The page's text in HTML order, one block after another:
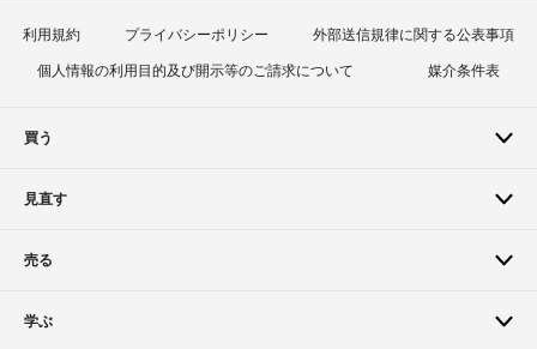
利用規約 プライバシーポリシー 外部送信規律に関する公表事項
個人情報の利用目的及び開示等のご請求について 媒介条件表
買う
見直す
売る
学ぶ